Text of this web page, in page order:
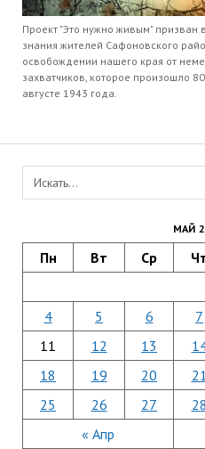
Проект "Это нужно живым" призван
знания жителей Сафоновского
освобождении нашего края от
захватчиков, которое произошло
августе 1943 года.
МАЙ
Пн Вт Ср
« Апр
4
5 6 7
11
12 13
18
19 20
25
26 27 28